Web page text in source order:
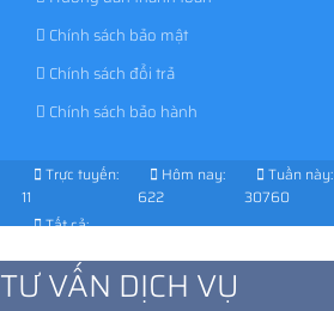
Chính sách bảo mật
Chính sách đổi trả
Chính sách bảo hành
Trực tuyến:
11
Hôm nay:
622
Tuần này:
30760
Tất cả:
TƯ VẤN DỊCH VỤ